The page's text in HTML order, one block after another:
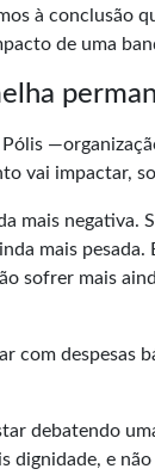
à conclusão
de uma
vai impactar,
mais negativa.
mais
sofrer mais
com despesas
debatendo
dignidade, e